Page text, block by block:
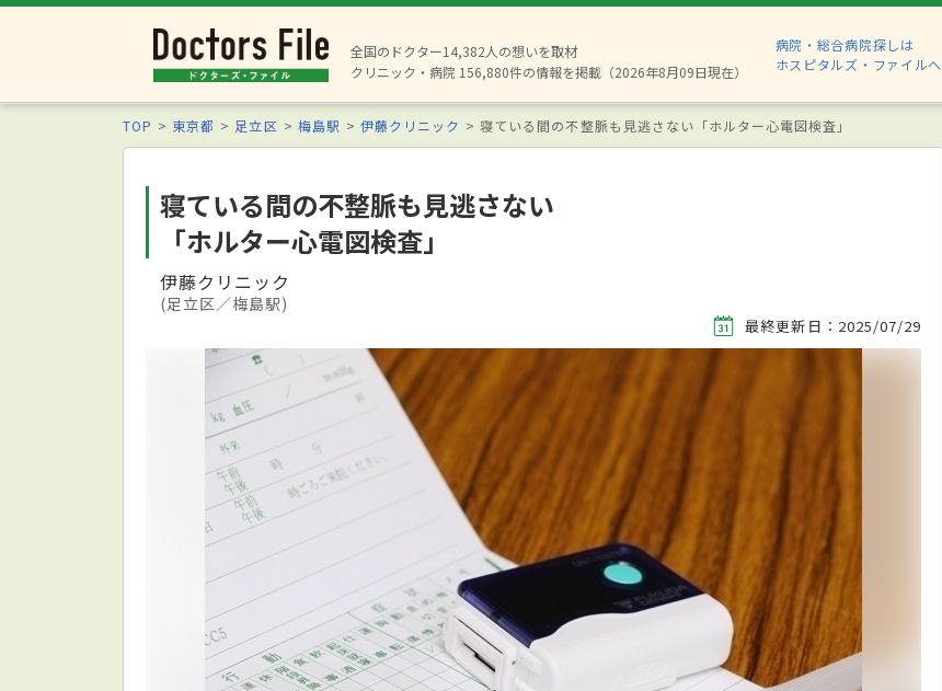
全国のドクター14,382人の想いを取材
クリニック・病院 156,880件の情報を掲載（2026年8月09日現在）
病院・総合病院探しは
ホスピタルズ・ファイルへ
TOP 東京都 足立区 梅島駅 伊藤クリニック 寝ている間の不整脈も見逃さない「ホルター心電図検査」
寝ている間の不整脈も見逃さない
「ホルター心電図検査」
伊藤クリニック
(足立区／梅島駅)
最終更新日：2025/07/29